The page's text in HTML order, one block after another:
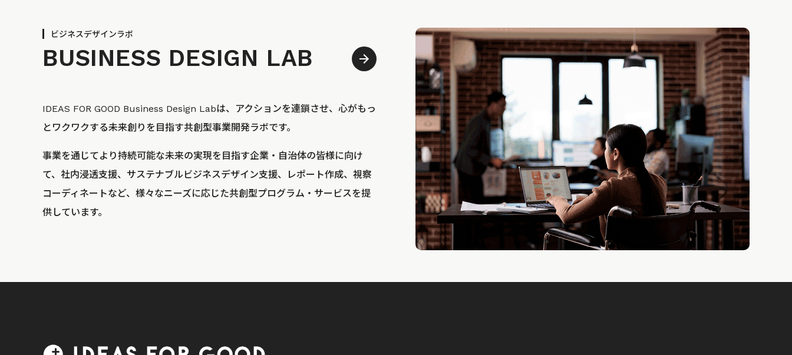
ビジネスデザインラボ
BUSINESS DESIGN LAB
IDEAS FOR GOOD Business Design Labは、アクションを連鎖させ、心がもっ
とワクワクする未来創りを目指す共創型事業開発ラボです。
事業を通じてより持続可能な未来の実現を目指す企業・自治体の皆様に向け
て、社内浸透支援、サステナブルビジネスデザイン支援、レポート作成、視察
コーディネートなど、様々なニーズに応じた共創型プログラム・サービスを提
供しています。